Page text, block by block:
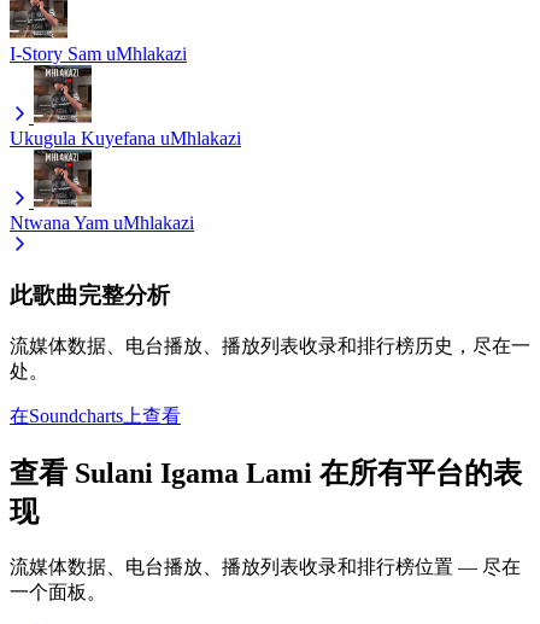
I-Story Sam uMhlakazi
Ukugula Kuyefana uMhlakazi
Ntwana Yam uMhlakazi
此歌曲完整分析
流媒体数据、电台播放、播放列表收录和排行榜历史，尽在一
处。
在Soundcharts上查看
查看 Sulani Igama Lami 在所有平台的表
现
流媒体数据、电台播放、播放列表收录和排行榜位置 — 尽在
一个面板。